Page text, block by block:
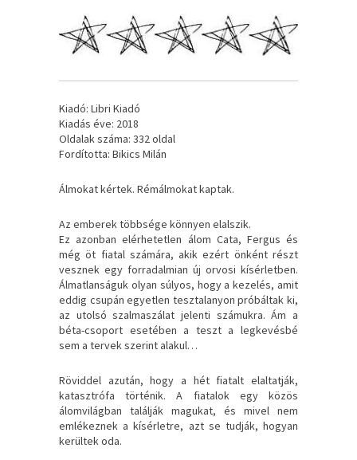
Kiadó: Libri Kiadó
Kiadás éve: 2018
Oldalak száma: 332 oldal
Fordította: Bikics Milán
Álmokat ​kértek. Rémálmokat kaptak.
Az emberek többsége könnyen elalszik.
Ez azonban elérhetetlen álom Cata, Fergus és
még öt fiatal számára, akik ezért önként részt
vesznek egy forradalmian új orvosi kísérletben.
Álmatlanságuk olyan súlyos, hogy a kezelés, amit
eddig csupán egyetlen tesztalanyon próbáltak ki,
az utolsó szalmaszálat jelenti számukra. Ám a
béta-csoport esetében a teszt a legkevésbé
sem a tervek szerint alakul…
Röviddel azután, hogy a hét fiatalt elaltatják,
katasztrófa történik. A fiatalok egy közös
álomvilágban találják magukat, és mivel nem
emlékeznek a kísérletre, azt se tudják, hogyan
kerültek oda.